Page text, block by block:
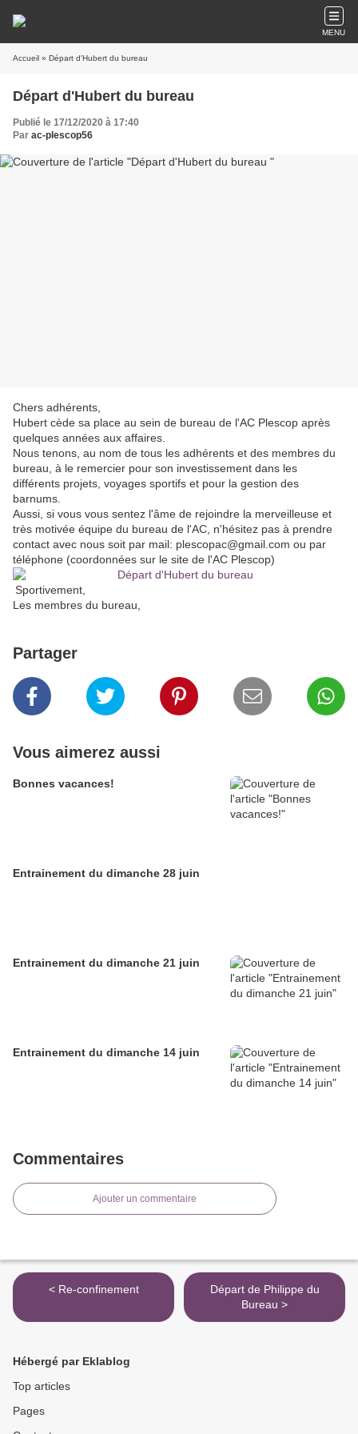
MENU
Accueil » Départ d'Hubert du bureau
Départ d'Hubert du bureau
Publié le 17/12/2020 à 17:40
Par ac-plescop56
Chers adhérents,
Hubert cède sa place au sein de bureau de l'AC Plescop après
quelques années aux affaires.
Nous tenons, au nom de tous les adhérents et des membres du
bureau, à le remercier pour son investissement dans les
différents projets, voyages sportifs et pour la gestion des
barnums.
Aussi, si vous vous sentez l'âme de rejoindre la merveilleuse et
très motivée équipe du bureau de l'AC, n'hésitez pas à prendre
contact avec nous soit par mail: plescopac@gmail.com ou par
téléphone (coordonnées sur le site de l'AC Plescop)
Sportivement,
Les membres du bureau,
Partager
Vous aimerez aussi
Bonnes vacances!
Entrainement du dimanche 28 juin
Entrainement du dimanche 21 juin
Entrainement du dimanche 14 juin
Commentaires
Ajouter un commentaire
< Re-confinement
Départ de Philippe du
Bureau >
Hébergé par Eklablog
Top articles
Pages